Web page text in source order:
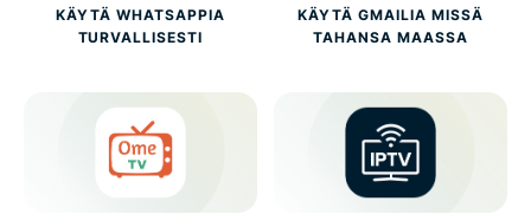
KÄYTÄ WHATSAPPIA
TURVALLISESTI
KÄYTÄ GMAILIA MISSÄ
TAHANSA MAASSA